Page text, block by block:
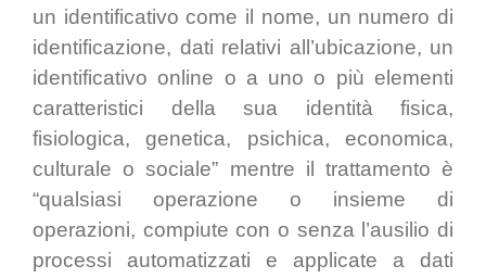
un identificativo come il nome, un numero di
identificazione, dati relativi all’ubicazione, un
identificativo online o a uno o più elementi
caratteristici della sua identità fisica,
fisiologica, genetica, psichica, economica,
culturale o sociale” mentre il trattamento è
“qualsiasi operazione o insieme di
operazioni, compiute con o senza l’ausilio di
processi automatizzati e applicate a dati